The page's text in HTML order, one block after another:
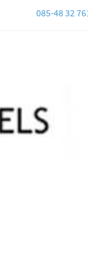
085-48 32